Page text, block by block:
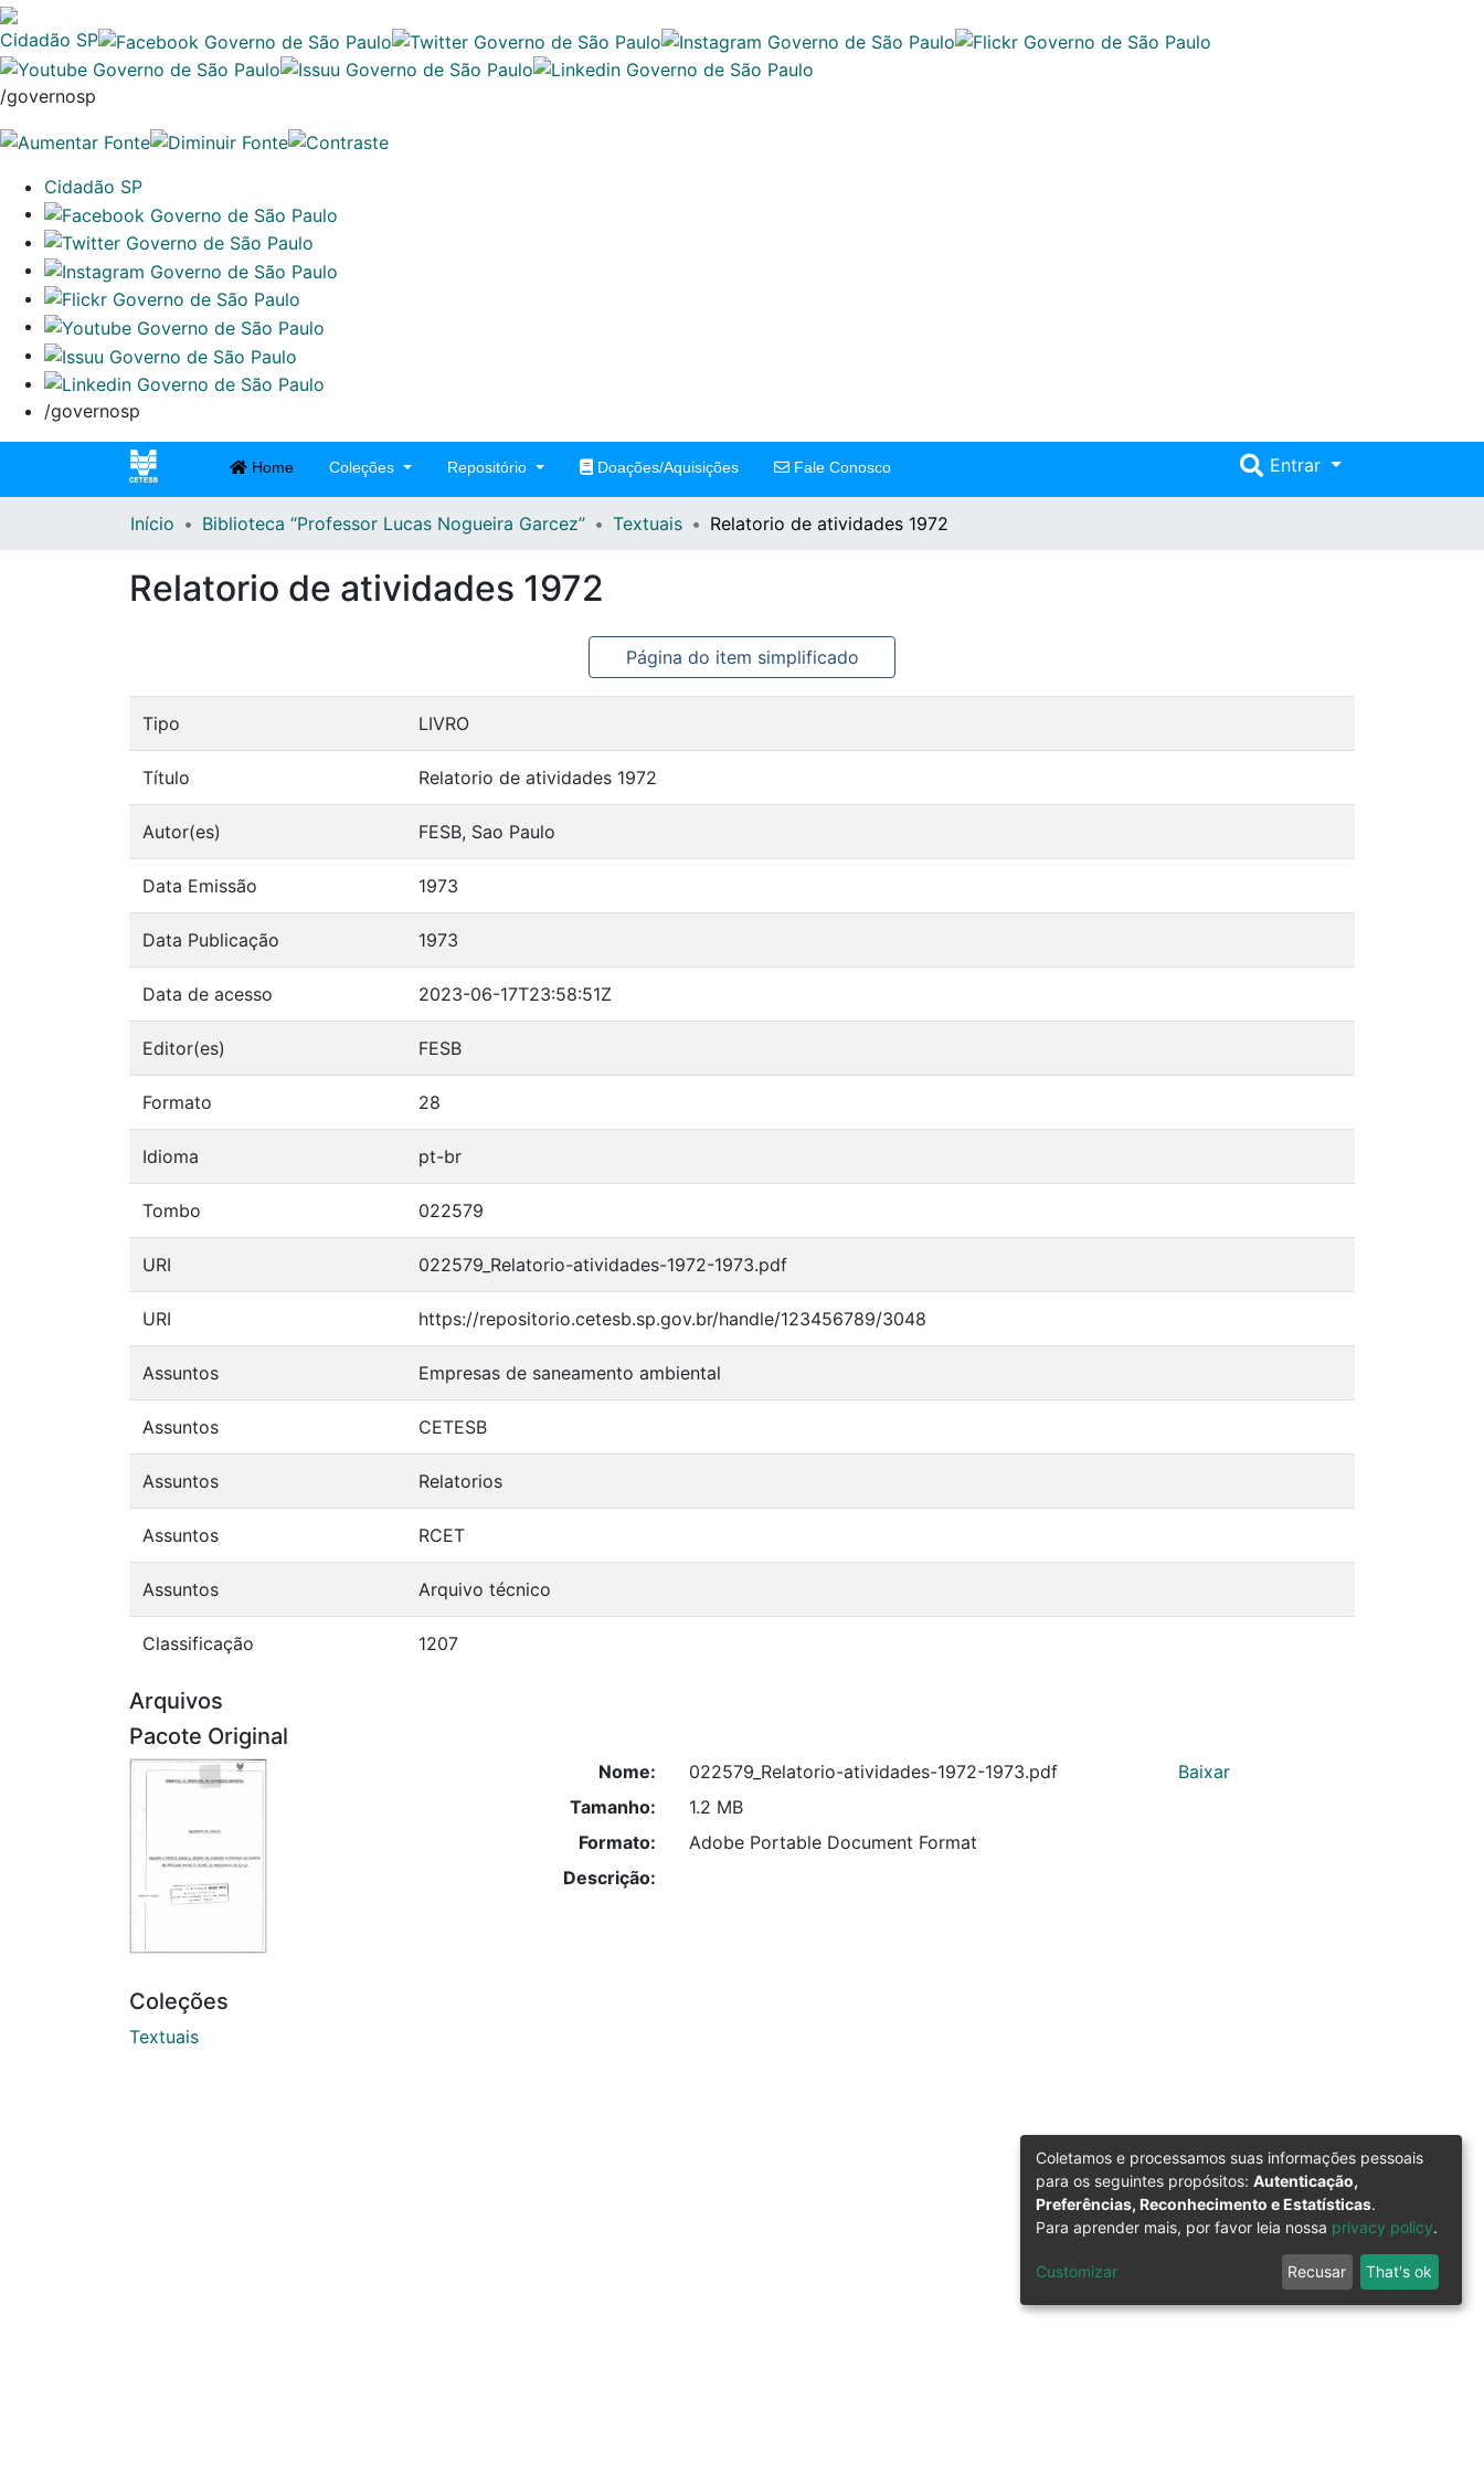
Cidadão SP
/governosp
Cidadão SP
/governosp
Entrar
Home Coleções Repositório Doações/Aquisições Fale Conosco
Início Biblioteca “Professor Lucas Nogueira Garcez” Textuais Relatorio de atividades 1972
Relatorio de atividades 1972
Página do item simplificado
Tipo LIVRO
Título Relatorio de atividades 1972
Autor(es) FESB, Sao Paulo
Data Emissão 1973
Data Publicação 1973
Data de acesso 2023-06-17T23:58:51Z
Editor(es) FESB
Formato 28
Idioma pt-br
Tombo 022579
URI 022579_Relatorio-atividades-1972-1973.pdf
URI https://repositorio.cetesb.sp.gov.br/handle/123456789/3048
Assuntos Empresas de saneamento ambiental
Assuntos CETESB
Assuntos Relatorios
Assuntos RCET
Assuntos Arquivo técnico
Classificação 1207
Arquivos
Pacote Original
Nome:
022579_Relatorio-atividades-1972-1973.pdf
Tamanho:
1.2 MB
Formato:
Adobe Portable Document Format
Descrição:
Baixar
Coleções
Textuais
Coletamos e processamos suas informações pessoais
para os seguintes propósitos: Autenticação,
Preferências, Reconhecimento e Estatísticas.
Para aprender mais, por favor leia nossa privacy policy.
Customizar Recusar That's ok